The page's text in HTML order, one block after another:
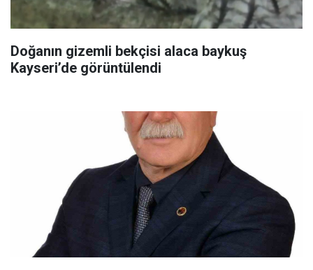
Doğanın gizemli bekçisi alaca baykuş
Kayseri’de görüntülendi